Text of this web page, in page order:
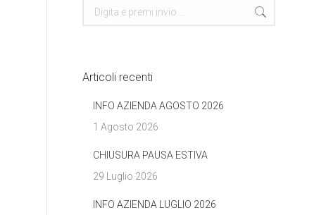
Cerca
Articoli recenti
INFO AZIENDA AGOSTO 2026
1 Agosto 2026
CHIUSURA PAUSA ESTIVA
29 Luglio 2026
INFO AZIENDA LUGLIO 2026